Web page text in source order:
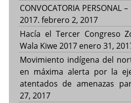
CONVOCATORIA PERSONAL
2017. febrero 2, 2017
Hacía el Tercer Congreso
Wala Kiwe 2017 enero 31,
Movimiento indígena del
en máxima alerta por la
atentados de amenazas
27, 2017